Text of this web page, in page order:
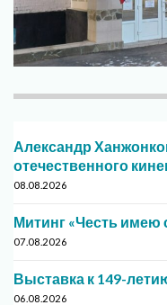
Александр
отечественного
08.08.2026
Митинг «Честь имею
07.08.2026
Выставка к 149-
06.08.2026